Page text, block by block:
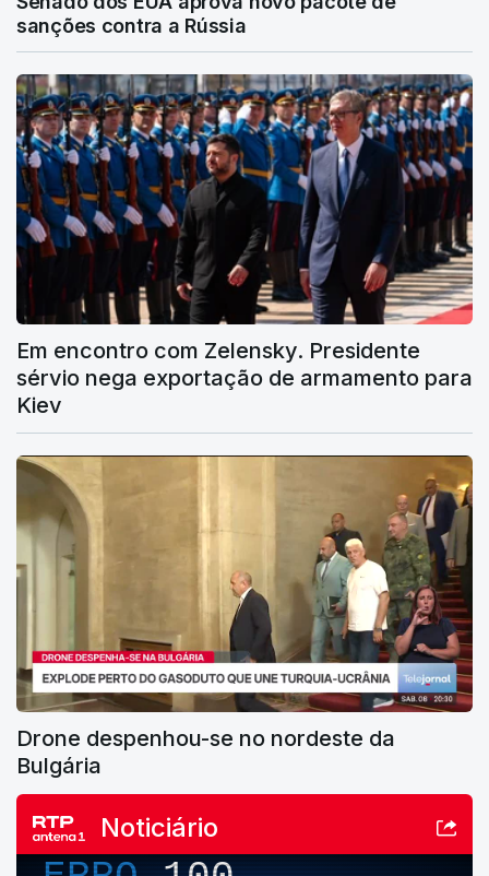
sanções contra a Rússia
Em encontro com Zelensky. Presidente
sérvio nega exportação de armamento para
Kiev
Drone despenhou-se no nordeste da
Bulgária
Noticiário